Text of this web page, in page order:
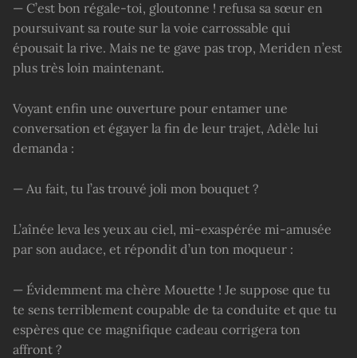
— C’est bon régale-toi, gloutonne ! refusa sa sœur en
poursuivant sa route sur la voie carrossable qui
épousait la rive. Mais ne te gave pas trop, Meriden n’est
plus très loin maintenant.
Voyant enfin une ouverture pour entamer une
conversation et égayer la fin de leur trajet, Adèle lui
demanda :
— Au fait, tu l’as trouvé joli mon bouquet ?
L’aînée leva les yeux au ciel, mi-exaspérée mi-amusée
par son audace, et répondit d’un ton moqueur :
— Évidemment ma chère Mouette ! Je suppose que tu
te sens terriblement coupable de ta conduite et que tu
espères que ce magnifique cadeau corrigera ton
affront ?